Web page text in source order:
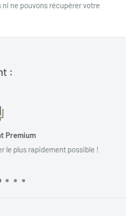
ne pouvons récupérer votre
:
couteaux voient le jour en France